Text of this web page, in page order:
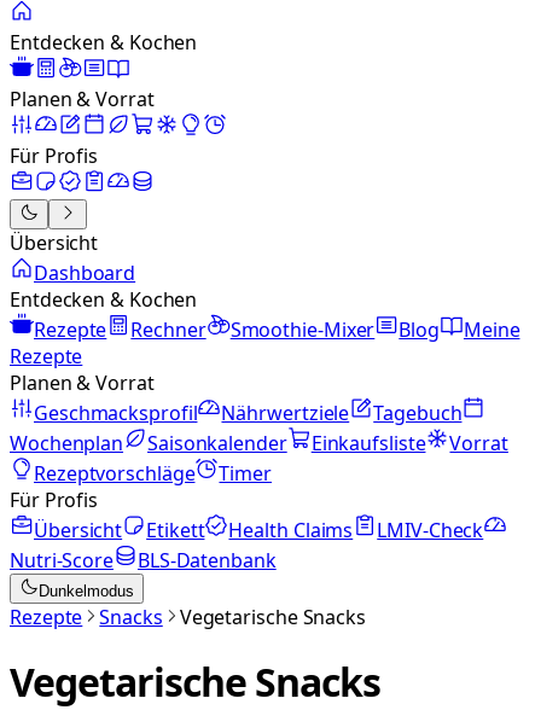
Entdecken & Kochen
Planen & Vorrat
Für Profis
Übersicht
Dashboard
Entdecken & Kochen
Rezepte
Rechner Smoothie-Mixer Blog
Meine
Rezepte
Planen & Vorrat
Geschmacksprofil
Nährwertziele
Tagebuch
Wochenplan
Saisonkalender Einkaufsliste
Vorrat
Rezeptvorschläge
Timer
Für Profis
Übersicht
Etikett Health Claims
LMIV-Check
Nutri-Score
BLS-Datenbank
Dunkelmodus
Rezepte Snacks Vegetarische Snacks
Vegetarische Snacks